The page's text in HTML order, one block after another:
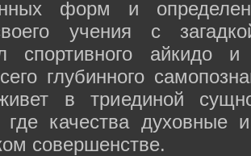
форм и
учения с
спортивного айкидо
глубинного
в триединой
где качества духовные
совершенстве.